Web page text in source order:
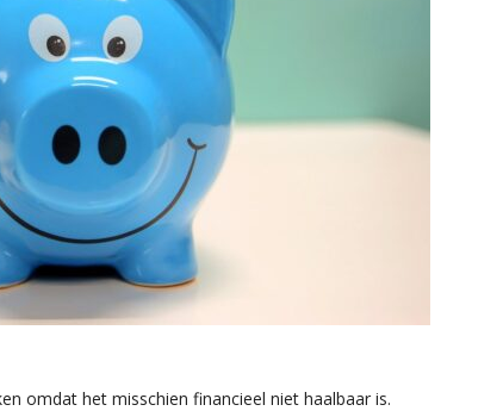
omdat het misschien financieel niet haalbaar is.